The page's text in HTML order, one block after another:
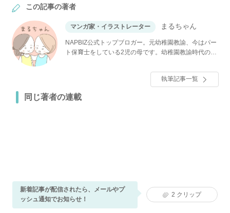
この記事の著者
マンガ家・イラストレーター まるちゃん
NAPBIZ公式トップブロガー。元幼稚園教諭、今はパー
ト保育士をしている2児の母です。幼稚園教諭時代のお
執筆記事一覧
同じ著者の連載
新着記事が配信されたら、メールやプ
ッシュ通知でお知らせ！
2 クリップ